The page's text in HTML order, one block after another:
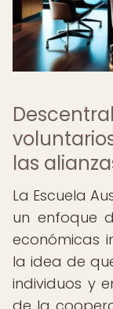
las
La Escuela
un enfoque
económicas
la idea de
individuos y